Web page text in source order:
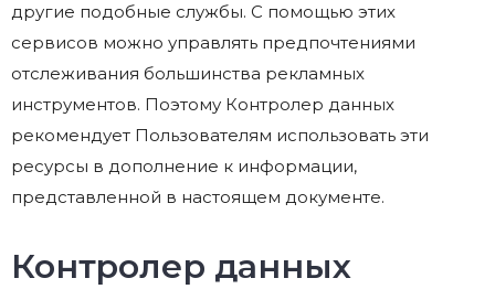
другие подобные службы. С помощью этих
сервисов можно управлять предпочтениями
отслеживания большинства рекламных
инструментов. Поэтому Контролер данных
рекомендует Пользователям использовать эти
ресурсы в дополнение к информации,
представленной в настоящем документе.
Контролер данных